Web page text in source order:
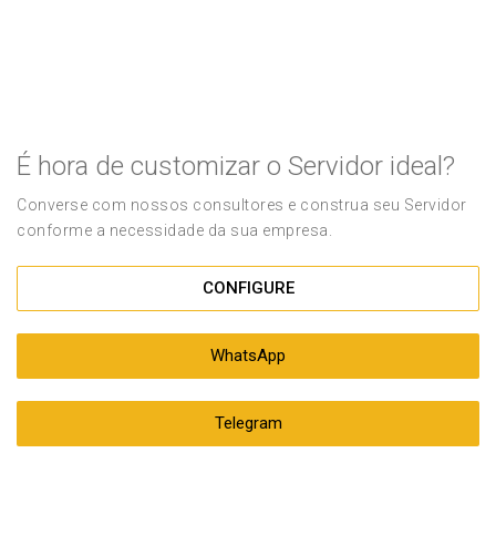
É hora de customizar o Servidor ideal?
Converse com nossos consultores e construa seu Servidor
conforme a necessidade da sua empresa.
CONFIGURE
WhatsApp
Telegram